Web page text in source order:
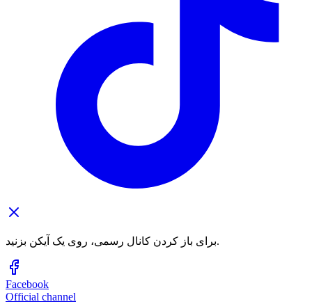
برای باز کردن کانال رسمی، روی یک آیکن بزنید.
Facebook
Official channel